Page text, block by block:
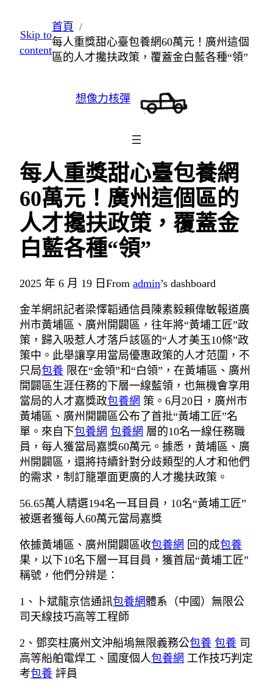
至
主
Skip to
content
首頁
每人重獎甜心臺包養網60萬元！廣州這個
區的人才攙扶政策，覆蓋金白藍各種“領”
想像力核彈
每人重獎甜心臺包養網
60萬元！廣州這個區的
人才攙扶政策，覆蓋金
白藍各種“領”
2025 年 6 月 19 日 From admin’s dashboard
金羊網訊記者梁懌韜通信員陳素毅賴偉敏報道廣
州市黃埔區、廣州開闢區，往年將“黃埔工匠”政
策，歸入吸惹人才落戶該區的“人才美玉10條”政
策中。此舉讓享用當局優惠政策的人才范圍，不
只局包養 限在“金領”和“白領”，在黃埔區、廣州
開闢區生涯任務的下層一線藍領，也無機會享用
當局的人才嘉獎政包養網 策。6月20日，廣州市
黃埔區、廣州開闢區公布了首批“黃埔工匠”名
單。來自下包養網 包養網 層的10名一線任務職
員，每人獲當局嘉獎60萬元。據悉，黃埔區、廣
州開闢區，還將持續針對分歧類型的人才和他們
的需求，制訂籠罩面更廣的人才攙扶政策。
56.65萬人精選194名一耳目員，10名“黃埔工匠”
被選者獲每人60萬元當局嘉獎
依據黃埔區、廣州開闢區收包養網 回的成包養
果，以下10名下層一耳目員，獲首屆“黃埔工匠”
稱號，他們分辨是：
1、卜斌龍京信通訊包養網體系（中國）無限公
司天線技巧高等工程師
2、鄧奕柱廣州文沖船塢無限義務公包養 包養 司
高等船舶電焊工、國度個人包養網 工作技巧判定
考包養 評員